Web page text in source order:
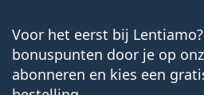
Voor het eerst bij
bonuspunten door je op
abonneren en kies een